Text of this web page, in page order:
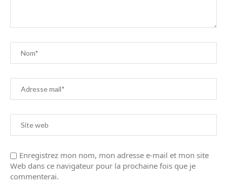
Enregistrez mon nom, mon adresse e-mail et mon site
Web dans ce navigateur pour la prochaine fois que je
commenterai.